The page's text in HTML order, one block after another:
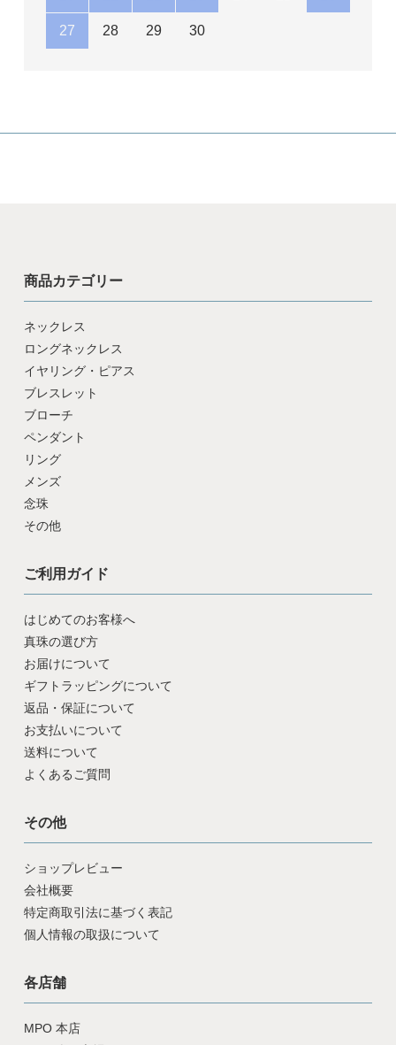
27 28 29 30
商品カテゴリー
ネックレス
ロングネックレス
イヤリング・ピアス
ブレスレット
ブローチ
ペンダント
リング
メンズ
念珠
その他
ご利用ガイド
はじめてのお客様へ
真珠の選び方
お届けについて
ギフトラッピングについて
返品・保証について
お支払いについて
送料について
よくあるご質問
その他
ショップレビュー
会社概要
特定商取引法に基づく表記
個人情報の取扱について
各店舗
MPO 本店